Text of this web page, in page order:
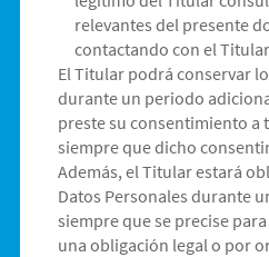
relevantes del presente
contactando con el
El Titular podrá conservar
durante un periodo
preste su consentimiento a
siempre que dicho
Además, el Titular estará
Datos Personales durante
siempre que se precise
una obligación legal o por